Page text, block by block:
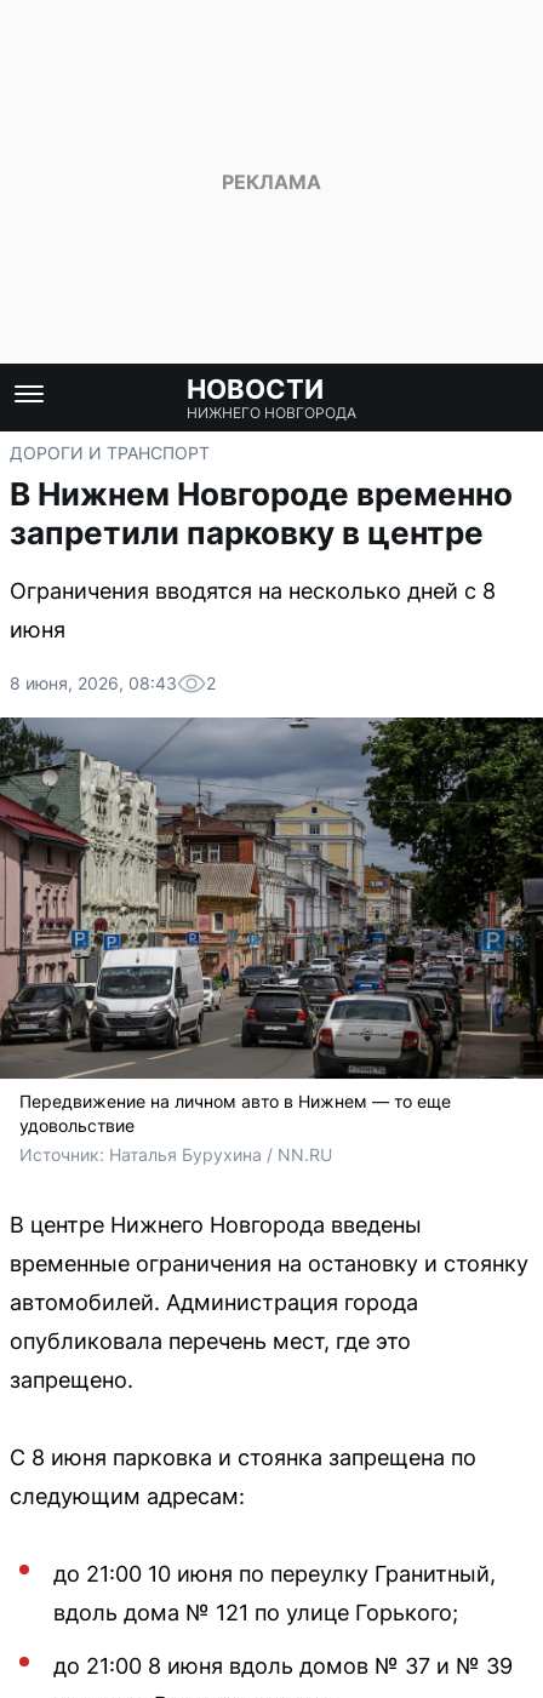
НОВОСТИ
НИЖНЕГО НОВГОРОДА
ДОРОГИ И ТРАНСПОРТ
В Нижнем Новгороде временно
запретили парковку в центре
Ограничения вводятся на несколько дней с 8
июня
8 июня, 2026, 08:43 2
Передвижение на личном авто в Нижнем — то еще
удовольствие
Источник: Наталья Бурухина / NN.RU
В центре Нижнего Новгорода введены
временные ограничения на остановку и стоянку
автомобилей. Администрация города
опубликовала перечень мест, где это
запрещено.
С 8 июня парковка и стоянка запрещена по
следующим адресам:
до 21:00 10 июня по переулку Гранитный,
вдоль дома № 121 по улице Горького;
до 21:00 8 июня вдоль домов № 37 и № 39